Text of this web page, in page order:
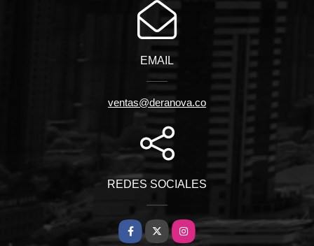
EMAIL
ventas@deranova.co
REDES SOCIALES
Facebook
X Instagram